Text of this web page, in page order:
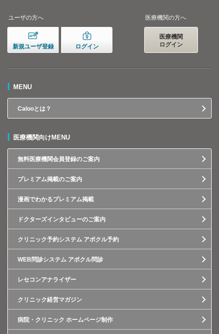
ユーザの方へ
新規ユーザ登録 ログイン
医療機関の方へ
医療機関
ログイン
MENU
Calooとは？
医療機関向けMENU
無料医療機関会員登録のご案内
プレミアム掲載のご案内
漫画でわかるプレミアム掲載
ドクターズインタビューのご案内
クリニック予約システム アポクル予約
WEB問診システム アポクル問診
レセコンアナライザー
クリニック経営マガジン
病院・クリニック ホームページ制作